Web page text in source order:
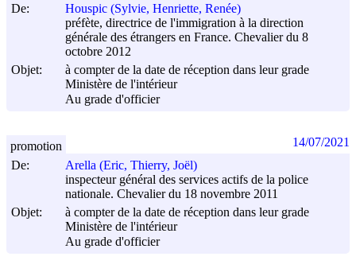
De:
Houspic (Sylvie, Henriette, Renée)
préfète, directrice de l'immigration à la direction
générale des étrangers en France. Chevalier du 8
octobre 2012
Objet:
à compter de la date de réception dans leur grade
Ministère de l'intérieur
Au grade d'officier
De:
Arella (Eric, Thierry, Joël)
inspecteur général des services actifs de la police
nationale. Chevalier du 18 novembre 2011
Objet:
à compter de la date de réception dans leur grade
Ministère de l'intérieur
Au grade d'officier
promotion 14/07/2021